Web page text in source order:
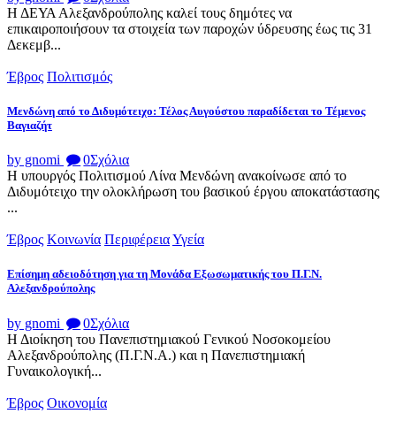
Η ΔΕΥΑ Αλεξανδρούπολης καλεί τους δημότες να
επικαιροποιήσουν τα στοιχεία των παροχών ύδρευσης έως τις 31
Δεκεμβ...
Έβρος Πολιτισμός
Μενδώνη από το Διδυμότειχο: Τέλος Αυγούστου παραδίδεται το Τέμενος
Βαγιαζήτ
by gnomi 0Σχόλια
Η υπουργός Πολιτισμού Λίνα Μενδώνη ανακοίνωσε από το
Διδυμότειχο την ολοκλήρωση του βασικού έργου αποκατάστασης
...
Έβρος Κοινωνία ΠεριφέρειαΥγεία
Επίσημη αδειοδότηση για τη Μονάδα Εξωσωματικής του Π.Γ.Ν.
Αλεξανδρούπολης
by gnomi 0Σχόλια
Η Διοίκηση του Πανεπιστημιακού Γενικού Νοσοκομείου
Αλεξανδρούπολης (Π.Γ.Ν.Α.) και η Πανεπιστημιακή
Γυναικολογική...
Έβρος Οικονομία